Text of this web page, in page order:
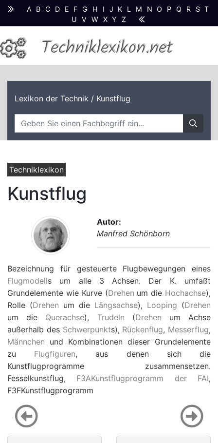
A B C D E F G H I J K L M N O P Q R S T
U
V W X Y Z
Techniklexikon.net
Lexikon der Technik / Kunstflug
Techniklexikon
Kunstflug
Autor:
Manfred Schönborn
Bezeichnung für gesteuerte Flugbewegungen eines
Flugmodells um alle 3 Achsen. Der K. umfaßt
Grundelemente wie Kurve (Drehen um die Hochachse),
Rolle (Drehen um die Längsachse), Looping (Drehen
um die Querachse), Trudeln (Drehen um Achse
außerhalb des Schwerpunkts), Rückenflug, Messerflug,
Männchen und Kombinationen dieser Grundelemente
zu Flugfiguren, aus denen sich die
Kunstflugprogramme zusammensetzen.
Fesselkunstflug, F3AKunstflugprogramm der FAI,
F3FKunstflugprogramm